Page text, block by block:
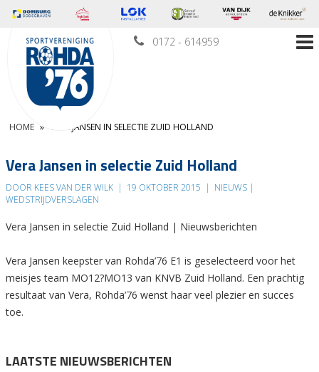
0172 - 614959
HOME » VERA JANSEN IN SELECTIE ZUID HOLLAND
Vera Jansen in selectie Zuid Holland
DOOR KEES VAN DER WILK | 19 OKTOBER 2015 | NIEUWS |
WEDSTRIJDVERSLAGEN
Vera Jansen in selectie Zuid Holland | Nieuwsberichten
Vera Jansen keepster van Rohda’76 E1 is geselecteerd voor het
meisjes team MO12?MO13 van KNVB Zuid Holland. Een prachtig
resultaat van Vera, Rohda’76 wenst haar veel plezier en succes
toe.
LAATSTE NIEUWSBERICHTEN